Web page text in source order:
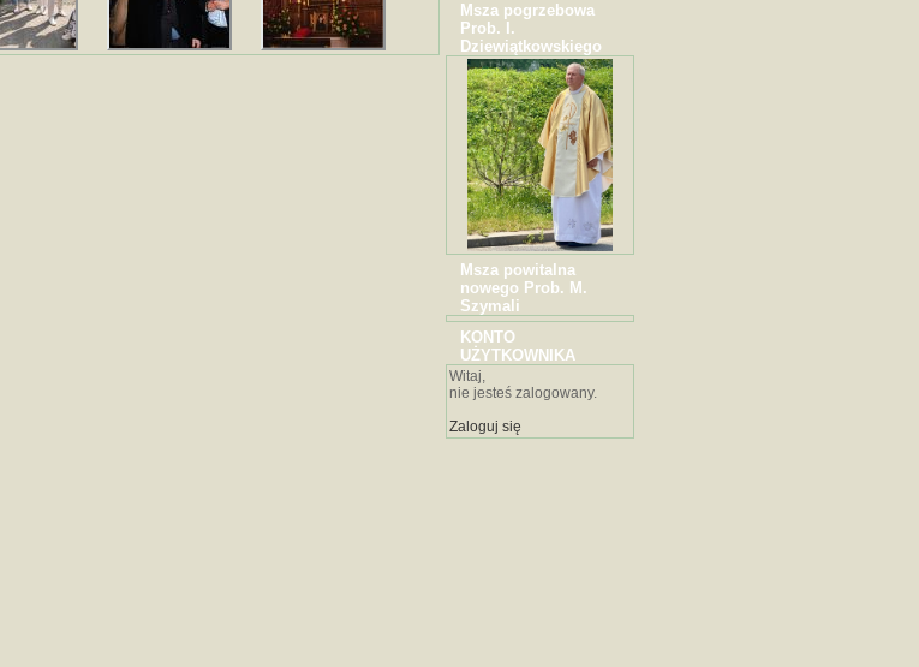
Msza pogrzebowa
Prob. I.
Dziewiątkowskiego
Msza powitalna
nowego Prob. M.
Szymali
KONTO
UŻYTKOWNIKA
Witaj,
nie jesteś zalogowany.
Zaloguj się